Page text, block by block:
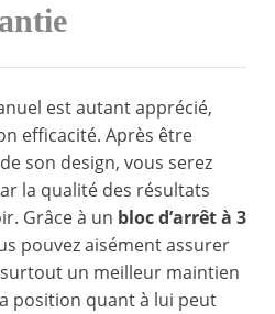
est autant apprécié,
efficacité. Après être
son design, vous serez
la qualité des résultats
Grâce à un bloc d’arrêt à 3
pouvez aisément assurer
un meilleur maintien
position quant à lui peut